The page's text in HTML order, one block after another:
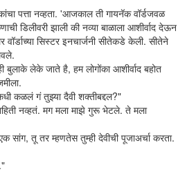
पत्ता नव्हता. 'आजकाल ती गायनॅक वॉर्डजवळ
डिलीवरी झाली की नव्या बाळाला आशीर्वाद देऊन
सिस्टर इनचार्जनी सीतेकडे केली. सीतेने
बुलाके लेके जाते है, हम लोगोंका आशीर्वाद बहोत
कळलं गं तुझ्या दैवी शक्तीबद्दल?"
नव्हतं. मग मला माझे गुरू भेटले. ते मला
सांग, तू तर म्हणतेस तुम्ही देवीची पूजाअर्चा करता.